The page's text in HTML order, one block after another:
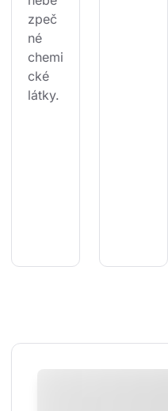
zpeč
né
chemi
cké
látky.